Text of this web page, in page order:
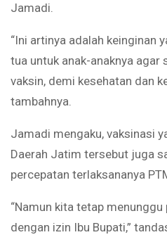
Jamadi.
“Ini artinya adalah keinginan
tua untuk anak-anaknya agar
vaksin, demi kesehatan dan
tambahnya.
Jamadi mengaku, vaksinasi
Daerah Jatim tersebut juga
percepatan terlaksananya
“Namun kita tetap
dengan izin Ibu Bupati,”